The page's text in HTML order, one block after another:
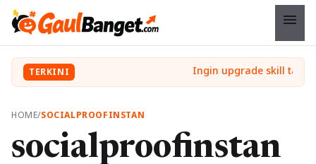
menu
TERKINI
HOME/SOCIALPROOFINSTAN
socialproofinstan